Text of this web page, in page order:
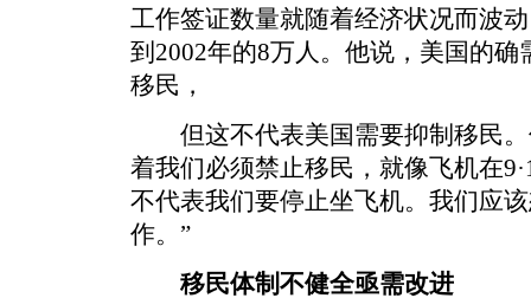
工作签证数量就随着经济状况而波
到2002年的8万人。他说，美国的
移民，
但这不代表美国需要抑制移民。
着我们必须禁止移民，就像飞机在
不代表我们要停止坐飞机。我们应
作。”
移民体制不健全亟需改进